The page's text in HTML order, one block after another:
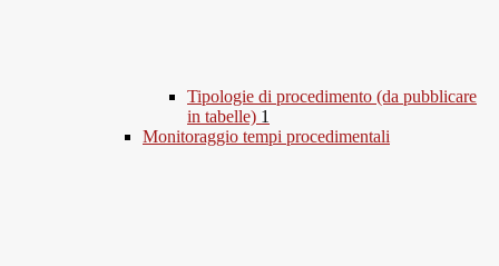
Tipologie di procedimento (da pubblicare
in tabelle) 1
Monitoraggio tempi procedimentali